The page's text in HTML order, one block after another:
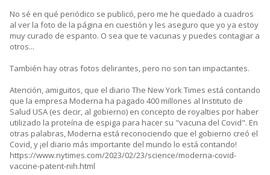
No sé en qué periódico se publicó, pero me he quedado a cuadros
al ver la foto de la página en cuestión y les aseguro que yo ya estoy
muy curado de espanto. O sea que te vacunas y puedes contagiar a
otros...
También hay otras fotos delirantes, pero no son tan impactantes.
Atención, amiguitos, que el diario The New York Times está contando
que la empresa Moderna ha pagado 400 millones al Instituto de
Salud USA (es decir, al gobierno) en concepto de royalties por haber
utilizado la proteína de espiga para hacer su "vacuna del Covid". En
otras palabras, Moderna está reconociendo que el gobierno creó el
Covid, y ¡el diario más importante del mundo lo está contando!
https://www.nytimes.com/2023/02/23/science/moderna-covid-
vaccine-patent-nih.html